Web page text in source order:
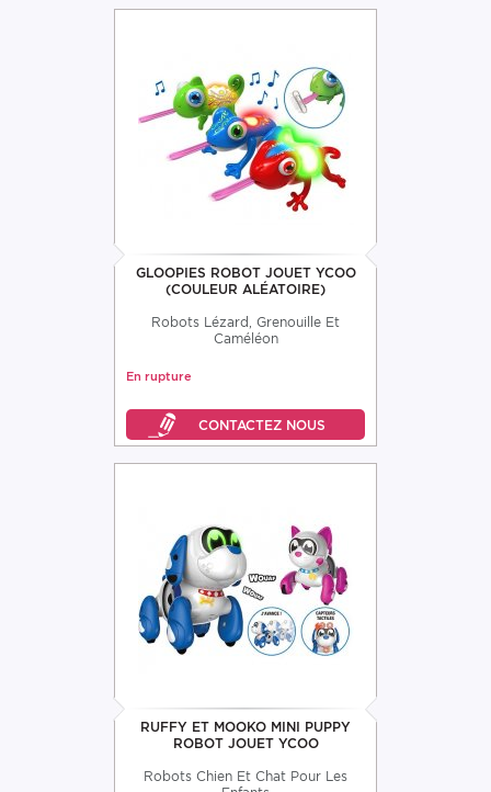
GLOOPIES ROBOT JOUET YCOO
(COULEUR ALÉATOIRE)
Robots Lézard, Grenouille Et
Caméléon
En rupture
RUFFY ET MOOKO MINI PUPPY
ROBOT JOUET YCOO
Robots Chien Et Chat Pour Les